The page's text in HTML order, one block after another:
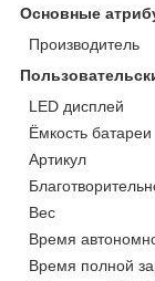
Основные
Производитель
LED дисплей
Ёмкость батареи
Артикул
Вес
Время
Время полной